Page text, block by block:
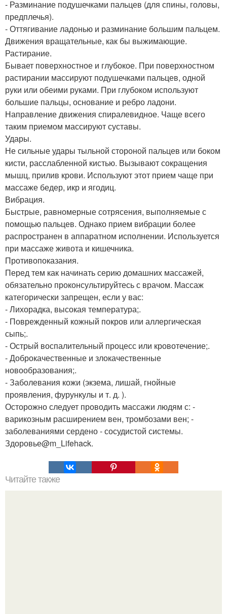
- Разминание подушечками пальцев (для спины, головы,
предплечья).
- Оттягивание ладонью и разминание большим пальцем.
Движения вращательные, как бы выжимающие.
Растирание.
Бывает поверхностное и глубокое. При поверхностном
растирании массируют подушечками пальцев, одной
руки или обеими руками. При глубоком используют
большие пальцы, основание и ребро ладони.
Направление движения спиралевидное. Чаще всего
таким приемом массируют суставы.
Удары.
Не сильные удары тыльной стороной пальцев или боком
кисти, расслабленной кистью. Вызывают сокращения
мышц, прилив крови. Используют этот прием чаще при
массаже бедер, икр и ягодиц.
Вибрация.
Быстрые, равномерные сотрясения, выполняемые с
помощью пальцев. Однако прием вибрации более
распространен в аппаратном исполнении. Используется
при массаже живота и кишечника.
Противопоказания.
Перед тем как начинать серию домашних массажей,
обязательно проконсультируйтесь с врачом. Массаж
категорически запрещен, если у вас:
- Лихорадка, высокая температура;.
- Поврежденный кожный покров или аллергическая
сыпь;.
- Острый воспалительный процесс или кровотечение;.
- Доброкачественные и злокачественные
новообразования;.
- Заболевания кожи (экзема, лишай, гнойные
проявления, фурункулы и т. д. ).
Осторожно следует проводить массажи людям с: -
варикозным расширением вен, тромбозами вен; -
заболеваниями сердено - сосудистой системы.
Здоровье@m_Lifehack.
Читайте также